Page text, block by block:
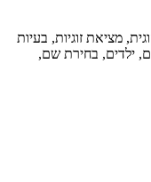
מציאת זוגיות, בעיות
ילדים, בחירת שם,